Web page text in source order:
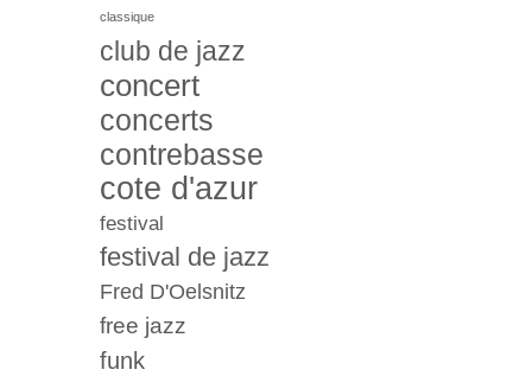
classique
club de jazz
concert
concerts
contrebasse
cote d'azur
festival
festival de jazz
Fred D'Oelsnitz
free jazz
funk